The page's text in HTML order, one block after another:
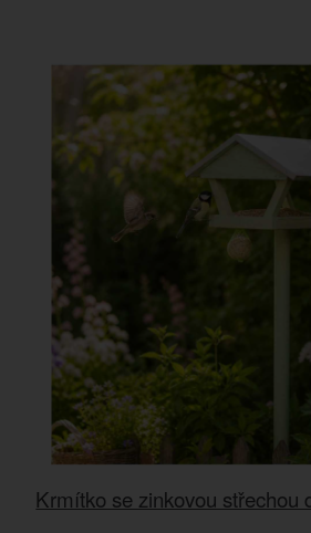
Krmítko se zinkovou střechou